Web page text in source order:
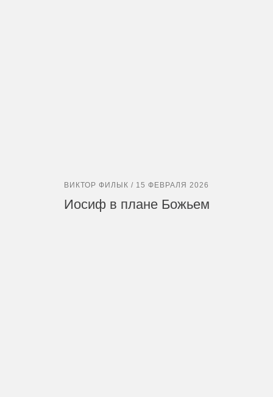
ВИКТОР ФИЛЫК / 15 ФЕВРАЛЯ 2026
Иосиф в плане Божьем